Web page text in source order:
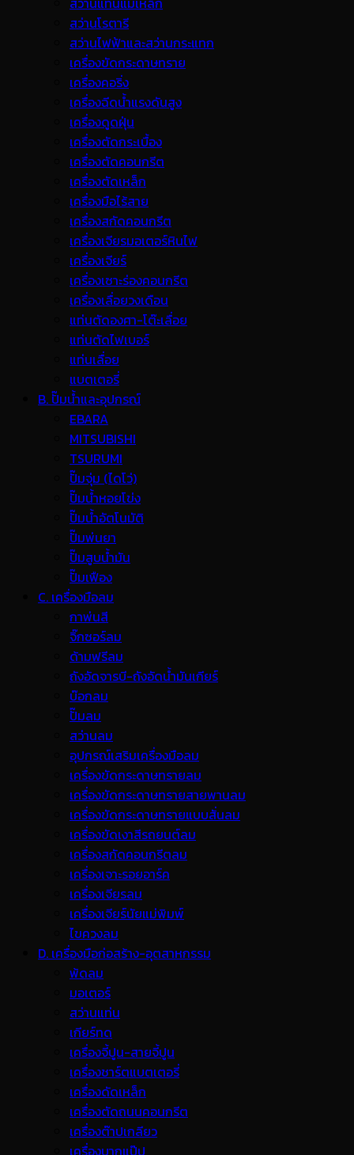
สว่านโรตารี
สว่านไฟฟ้าและสว่านกระแทก
เครื่องขัดกระดาษทราย
เครื่องคอริ่ง
เครื่องฉีดน้ำแรงดันสูง
เครื่องดูดฝุ่น
เครื่องตัดกระเบื้อง
เครื่องตัดคอนกรีต
เครื่องตัดเหล็ก
เครื่องมือไร้สาย
เครื่องสกัดคอนกรีต
เครื่องเจียรมอเตอร์หินไฟ
เครื่องเจียร์
เครื่องเซาะร่องคอนกรีต
เครื่องเลื่อยวงเดือน
แท่นตัดองศา-โต๊ะเลื่อย
แท่นตัดไฟเบอร์
แท่นเลื่อย
แบตเตอรี่
B. ปั๊มน้ำและอุปกรณ์
EBARA
MITSUBISHI
TSURUMI
ปั๊มจุ่ม (ไดโว่)
ปั๊มน้ำหอยโข่ง
ปั๊มน้ำอัตโนมัติ
ปั๊มพ่นยา
ปั๊มสูบน้ำมัน
ปั๊มเฟือง
C. เครื่องมือลม
กาพ่นสี
จิ๊กซอร์ลม
ด้ามฟรีลม
ถังอัดจารบี-ถังอัดน้ำมันเกียร์
บ๊อกลม
ปั๊มลม
สว่านลม
อุปกรณ์เสริมเครื่องมือลม
เครื่องขัดกระดาษทรายลม
เครื่องขัดกระดาษทรายสายพานลม
เครื่องขัดกระดาษทรายแบบสั่นลม
เครื่องขัดเงาสีรถยนต์ลม
เครื่องสกัดคอนกรีตลม
เครื่องเจาะรอยอาร์ค
เครื่องเจียรลม
เครื่องเจียร์นัยแม่พิมพ์
ไขควงลม
D. เครื่องมือก่อสร้าง-อุตสาหกรรม
พ้ดลม
มอเตอร์
สว่านแท่น
เกียร์ทด
เครื่องจี้ปูน-สายจี้ปูน
เครื่องชาร์ตแบตเตอรี่
เครื่องดัดเหล็ก
เครื่องตัดถนนคอนกรีต
เครื่องต๊าปเกลียว
เครื่องบากแป๊ป